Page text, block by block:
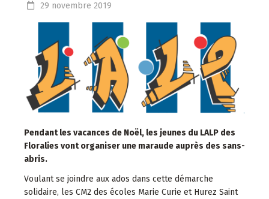
29 novembre 2019
Pendant les vacances de Noël, les jeunes du LALP des
Floralies vont organiser une maraude auprès des sans-
abris.
Voulant se joindre aux ados dans cette démarche
solidaire, les CM2 des écoles Marie Curie et Hurez Saint